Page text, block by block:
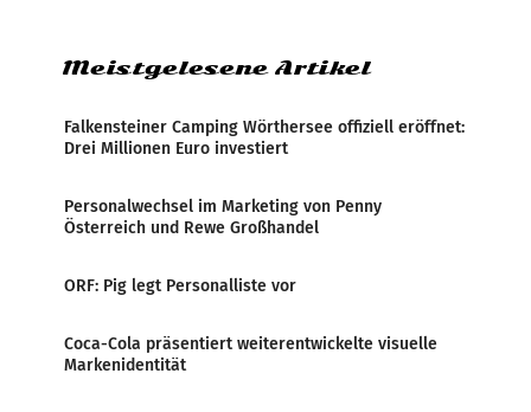
Meistgelesene Artikel
Falkensteiner Camping Wörthersee offiziell eröffnet:
Drei Millionen Euro investiert
Personalwechsel im Marketing von Penny
Österreich und Rewe Großhandel
ORF: Pig legt Personalliste vor
Coca-Cola präsentiert weiterentwickelte visuelle
Markenidentität